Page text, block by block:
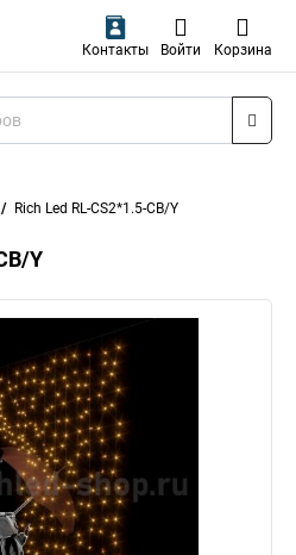
Контакты Войти Корзина
Rich Led RL-CS2*1.5-CB/Y
Y